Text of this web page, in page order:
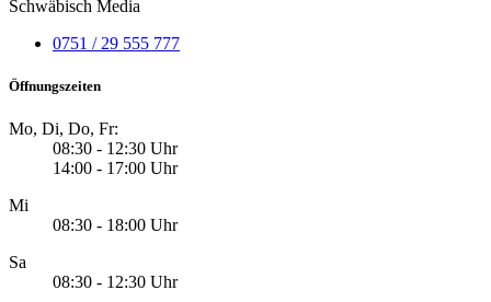
Schwäbisch Media
0751 / 29 555 777
Öffnungszeiten
Mo, Di, Do, Fr:
08:30 - 12:30 Uhr
14:00 - 17:00 Uhr
Mi
08:30 - 18:00 Uhr
Sa
08:30 - 12:30 Uhr